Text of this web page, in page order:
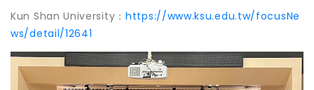
Kun Shan University： https://www.ksu.edu.tw/focusNe
ws/detail/12641